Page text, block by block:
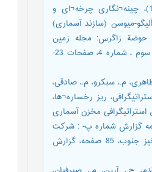
امیری بختیار، ح (1390)، چینه¬نگاری چرخه¬ای و
میوسن (سازند آسماری)
حوضة زاگرس: مجله زمین
شناسی نفت ایران، سال سوم ، شماره 4، صفحات 23-
م.، سبکرو، م.، صادقی،
ریز رخساره¬ها،
مخزن آسماری
گزارش شماره پ- : شرکت
ملی نفت مناطق نفت خیز جنوب، 85 صفحه، گزارش